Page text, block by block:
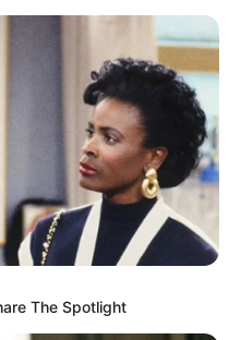
espalhá-las por
seja do lado de
dão um charme
deixam o
The Spotlight